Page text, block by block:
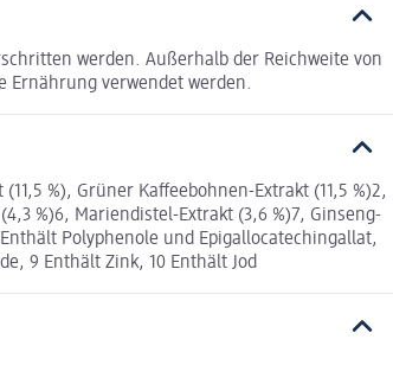
werden. Außerhalb der Reichweite von
Ernährung verwendet werden.
%), Grüner Kaffeebohnen-Extrakt (11,5 %)2,
%)6, Mariendistel-Extrakt (3,6 %)7, Ginseng-
Polyphenole und Epigallocatechingallat,
9 Enthält Zink, 10 Enthält Jod